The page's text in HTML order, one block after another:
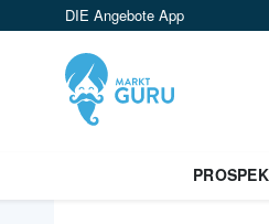
DIE Angebote App